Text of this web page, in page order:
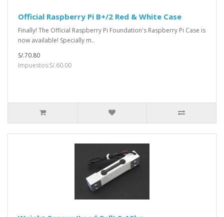
Official Raspberry Pi B+/2 Red & White Case
Finally! The Official Raspberry Pi Foundation's Raspberry Pi Case is
now available! Specially m..
S/.70.80
Impuestos:S/.60.00